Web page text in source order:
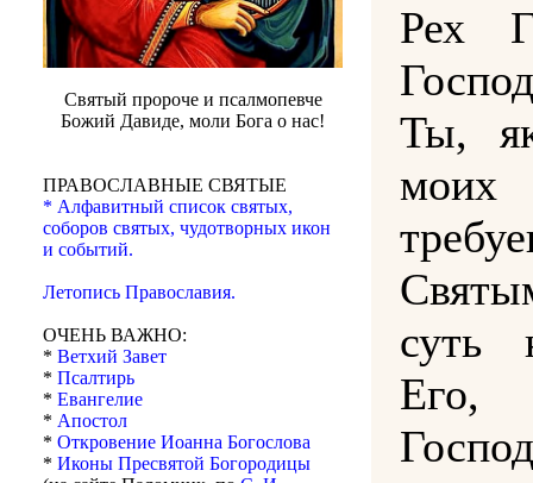
Святый пророче и псалмопевче
Божий Давиде, моли Бога о нас!
ПРАВОСЛАВНЫЕ СВЯТЫЕ
* Алфавитный список святых,
соборов святых, чудотворных икон
и событий.
Летопись Православия.
ОЧЕНЬ ВАЖНО:
* Ветхий Завет
* Псалтирь
* Евангелие
* Апостол
* Откровение Иоанна Богослова
* Иконы Пресвятой Богородицы
Рех
Ты,
суть